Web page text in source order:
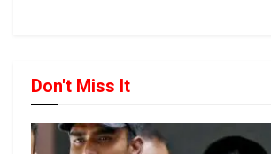
Don't Miss It